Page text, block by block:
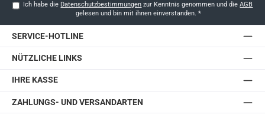
Ich habe die Datenschutzbestimmungen zur Kenntnis genommen und dieAGB
gelesen und bin mit ihnen einverstanden. *
SERVICE-HOTLINE
NÜTZLICHE LINKS
IHRE KASSE
ZAHLUNGS- UND VERSANDARTEN